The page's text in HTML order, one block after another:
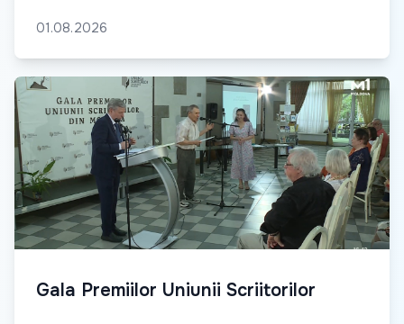
01.08.2026
Gala Premiilor Uniunii Scriitorilor